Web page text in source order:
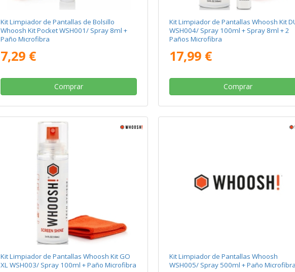
Kit Limpiador de Pantallas de Bolsillo
Whoosh Kit Pocket WSH001/ Spray 8ml +
Paño Microfibra
7,29 €
Comprar
Kit Limpiador de Pantallas Whoosh Kit
WSH004/ Spray 100ml + Spray 8ml + 2
Paños Microfibra
17,99 €
Comprar
Kit Limpiador de Pantallas Whoosh Kit GO
XL WSH003/ Spray 100ml + Paño Microfibra
Kit Limpiador de Pantallas Whoosh
WSH005/ Spray 500ml + Paño Microfibra